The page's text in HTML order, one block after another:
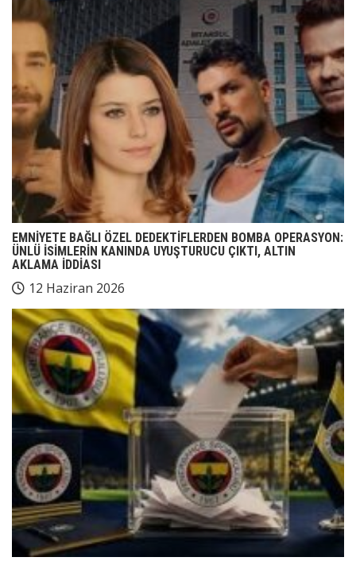
EMNİYETE BAĞLI ÖZEL DEDEKTİFLERDEN BOMBA OPERASYON:
ÜNLÜ İSİMLERİN KANINDA UYUŞTURUCU ÇIKTI, ALTIN
AKLAMA İDDİASI
12 Haziran 2026